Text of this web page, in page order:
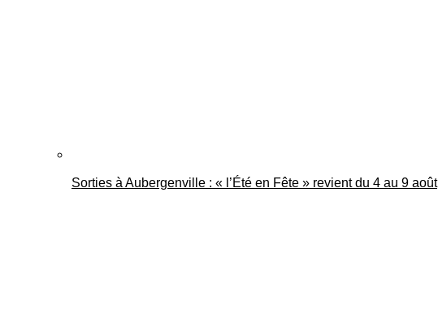
Sorties à Aubergenville : « l’Été en Fête » revient du 4 au 9 août